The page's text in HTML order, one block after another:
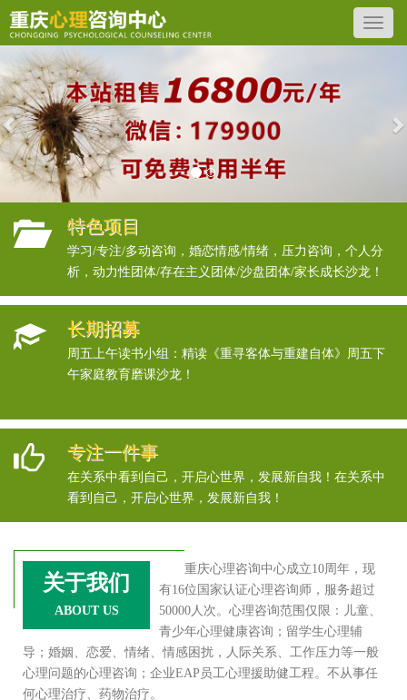
Previous
特色项目
学习/专注/多动咨询，婚恋情感/情绪，压力咨询，个人分
析，动力性团体/存在主义团体/沙盘团体/家长成长沙龙！
长期招募
周五上午读书小组：精读《重寻客体与重建自体》周五下
午家庭教育磨课沙龙！
专注一件事
在关系中看到自己，开启心世界，发展新自我！在关系中
看到自己，开启心世界，发展新自我！
关于我们
ABOUT US
重庆心理咨询中心成立10周年，现
有16位国家认证心理咨询师，服务超过
50000人次。心理咨询范围仅限：儿童、
青少年心理健康咨询；留学生心理辅
导；婚姻、恋爱、情绪、情感困扰，人际关系、工作压力等一般
心理问题的心理咨询；企业EAP员工心理援助健工程。不从事任
何心理治疗、药物治疗。